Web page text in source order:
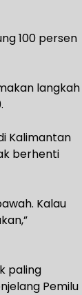
100 persen
langkah
Kalimantan
berhenti
Kalau
paling
Pemilu